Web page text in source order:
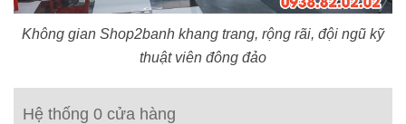
Không gian Shop2banh khang trang, rộng rãi, đội ngũ kỹ
thuật viên đông đảo
Hệ thống 0 cửa hàng